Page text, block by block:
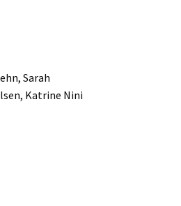
Sarah
Katrine Nini